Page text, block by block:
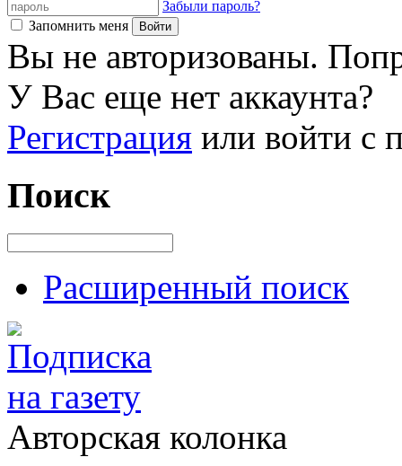
Забыли пароль?
Запомнить меня
Вы не авторизованы.
У Вас еще нет аккаунта?
Регистрация или войти с
Поиск
Расширенный поиск
Авторская колонка